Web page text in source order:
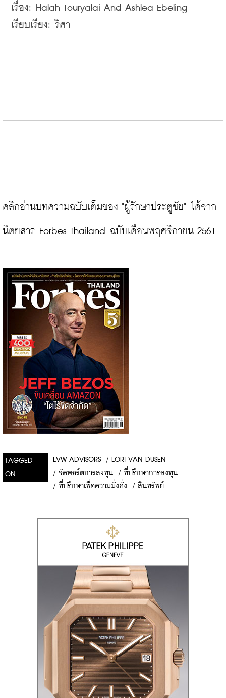
เรื่อง
เรียบเรียง: ริศา
คลิกอ่านบทความฉบับเต็มของ "ผู้รักษาประตูชัย" ได้จาก
นิตยสาร Forbes Thailand ฉบับเดือนพฤศจิกายน 2561
TAGGED
ON
LVW ADVISORS / LORI VAN DUSEN
/ จัดพอร์ตการลงทุน / ที่ปรึกษาการลงทุน
/ ที่ปรึกษาเพื่อความมั่งคั่ง / สินทรัพย์